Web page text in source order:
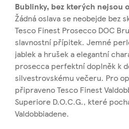
Bublinky, bez kterých nejsou
Žádná oslava se neobejde bez
Tesco Finest Prosecco DOC
slavnostní přípitek. Jemné
jablek a hrušek a elegantní
prosecca perfektní doplněk k
silvestrovskému večeru. Pro
připraveno Tesco Finest
Superiore D.O.C.G., které
Valdobbiadene.